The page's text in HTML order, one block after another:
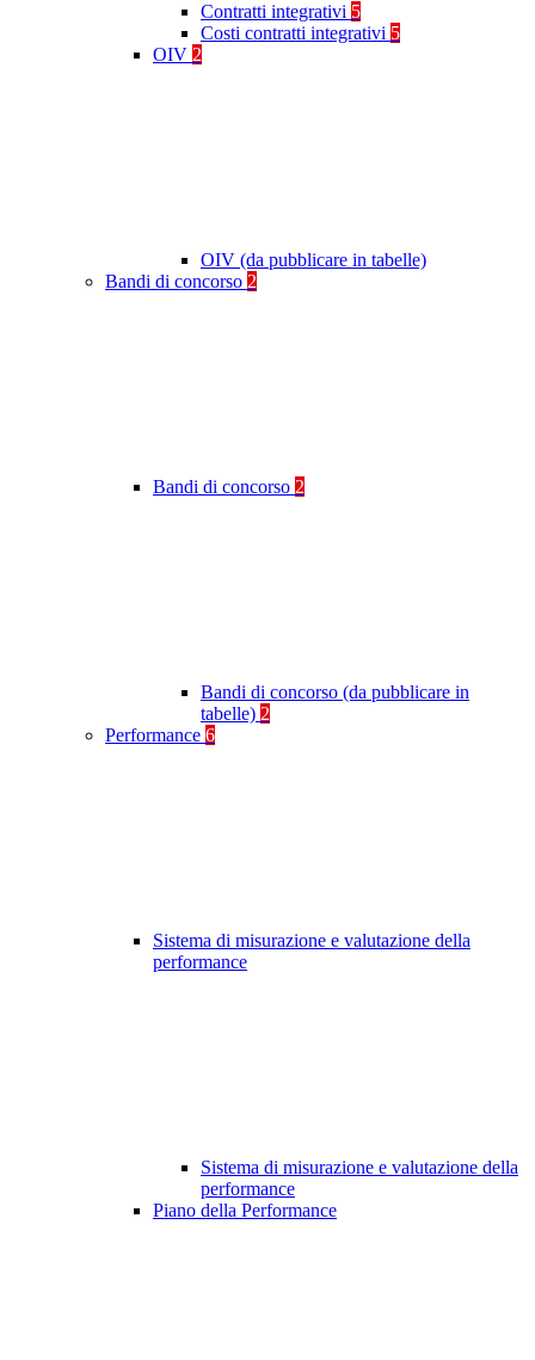
Contratti integrativi 5
Costi contratti integrativi 5
OIV 2
OIV (da pubblicare in tabelle)
Bandi di concorso 2
Bandi di concorso 2
Bandi di concorso (da pubblicare in
tabelle) 2
Performance 6
Sistema di misurazione e valutazione della
performance
Sistema di misurazione e valutazione della
performance
Piano della Performance